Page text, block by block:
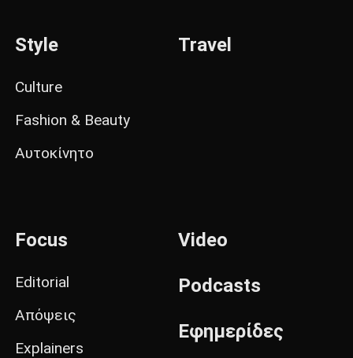
Style
Culture
Fashion & Beauty
Αυτοκίνητο
Travel
Focus
Editorial
Απόψεις
Explainers
Video
Podcasts
Εφημερίδες